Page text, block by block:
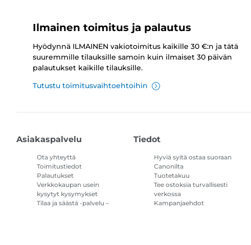
Ilmainen toimitus ja palautus
Hyödynnä ILMAINEN vakiotoimitus kaikille 30 €:n ja tätä
suuremmille tilauksille samoin kuin ilmaiset 30 päivän
palautukset kaikille tilauksille.
Tutustu toimitusvaihtoehtoihin
Asiakaspalvelu
Ota yhteyttä
Toimitustiedot
Palautukset
Verkkokaupan usein
kysytyt kysymykset
Tilaa ja säästä -palvelu –
Tiedot
Hyviä syitä ostaa suoraan
Canonilta
Tuotetakuu
Tee ostoksia turvallisesti
verkossa
Kampanjaehdot